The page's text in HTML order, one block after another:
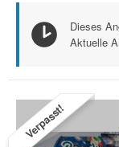
Dieses
Aktuelle
Verpasst!